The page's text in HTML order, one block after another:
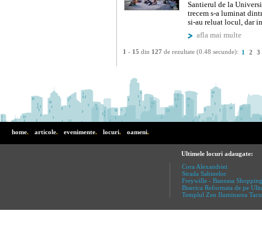
Santierul de la
trecem s-a luminat
si-au reluat locul, dar
afla mai multe
1 - 15 din 127 de rezultate (0.48 secunde): 1 2 3
home. articole. evenimente. locuri. oameni.
Ultimele locuri adaugate:
Cora Alexandriei
Strada Sabinelor
Freywille - Baneasa
Biserica Reformata de pe
Templul Zen Iluminarea